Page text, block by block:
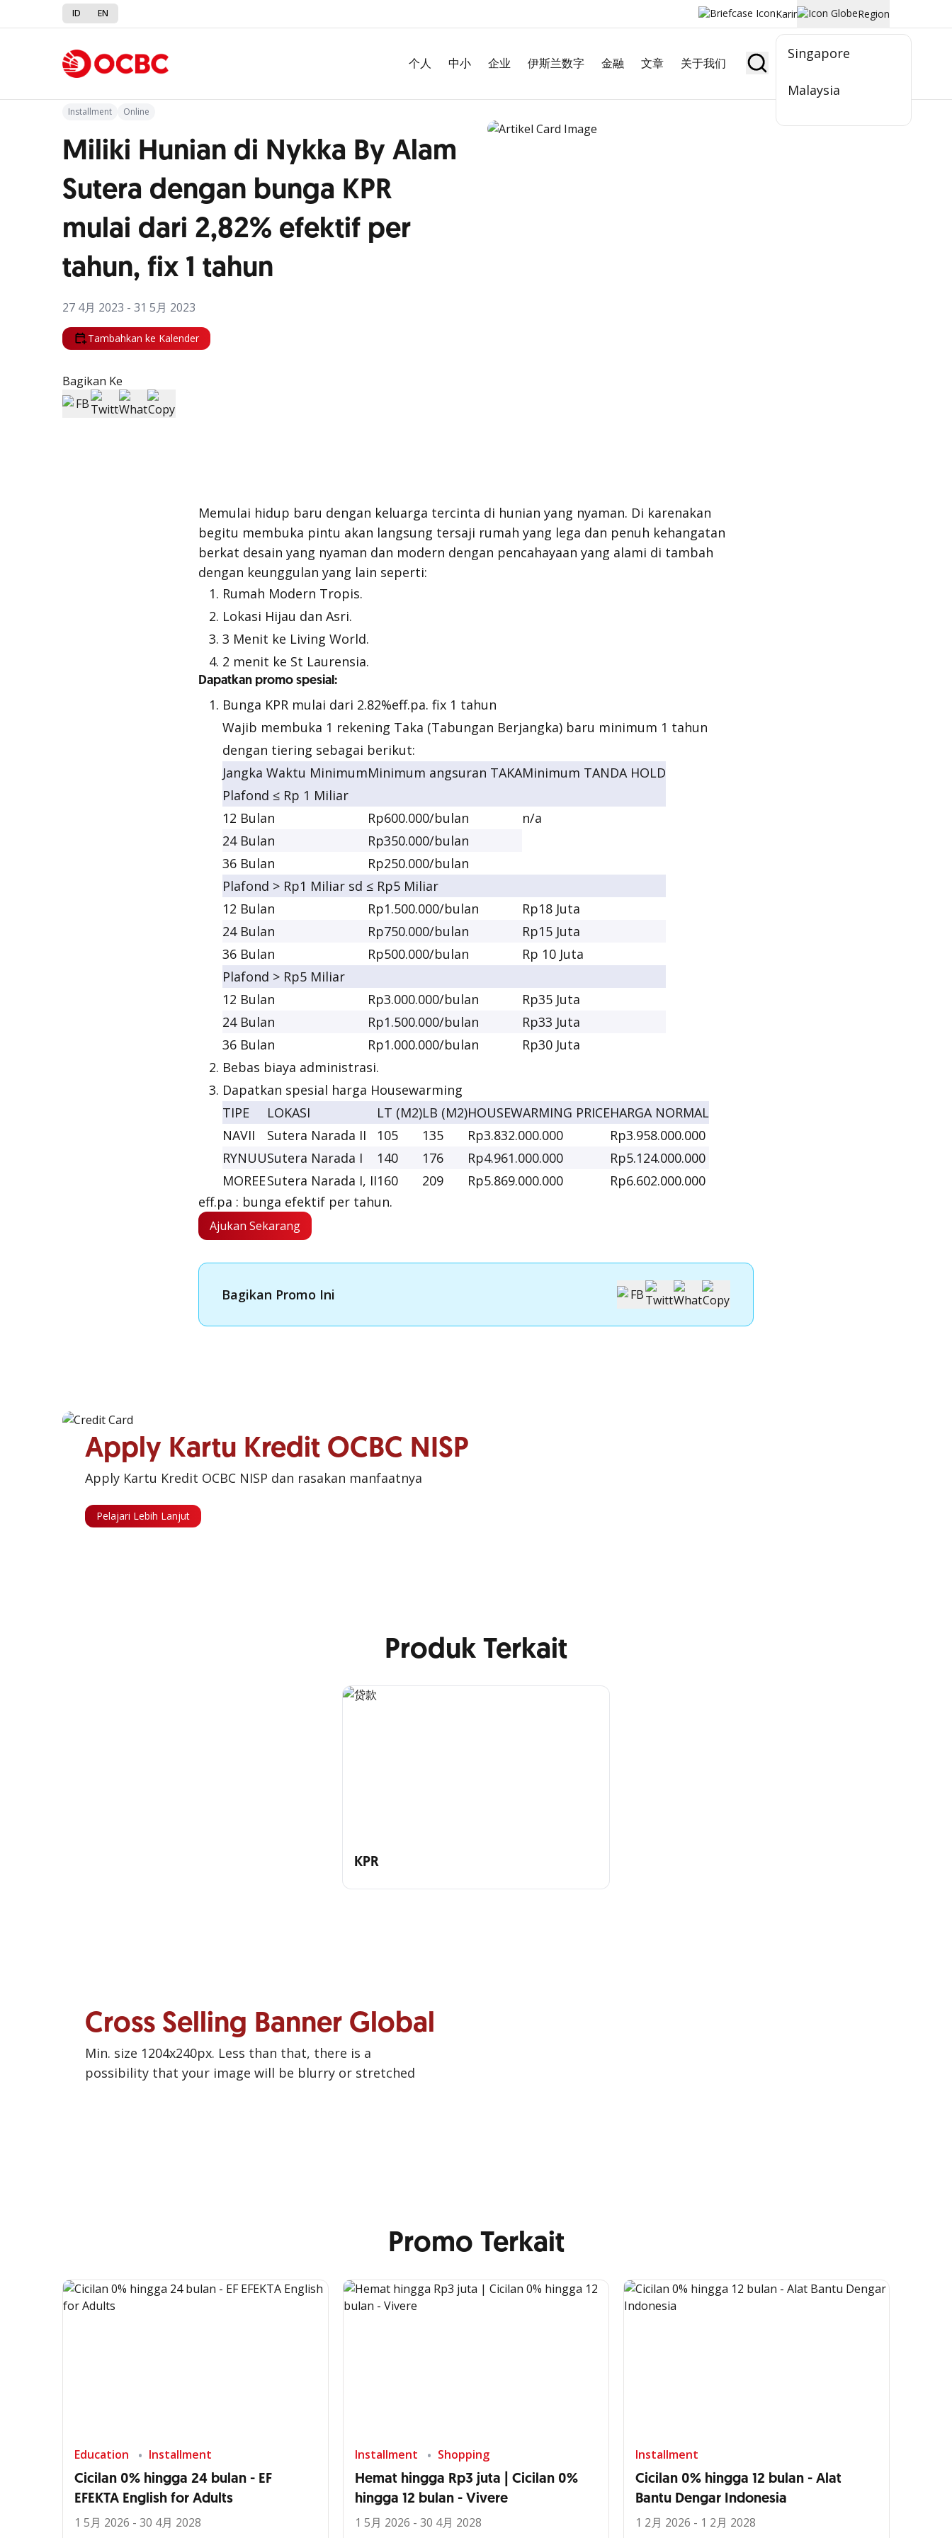
ID EN Karir Region
Singapore
Malaysia
个人 中小 企业 伊斯兰数字 金融 文章 关于我们 Jadi Nasabah
Kembali ke Promo
Installment Online
Miliki Hunian di Nykka By Alam
Sutera dengan bunga KPR
mulai dari 2,82% efektif per
tahun, fix 1 tahun
27 4月 2023 - 31 5月 2023
Tambahkan ke Kalender
Bagikan Ke
Memulai hidup baru dengan keluarga tercinta di hunian yang nyaman. Di karenakan
begitu membuka pintu akan langsung tersaji rumah yang lega dan penuh kehangatan
berkat desain yang nyaman dan modern dengan pencahayaan yang alami di tambah
dengan keunggulan yang lain seperti:
Rumah Modern Tropis.
Lokasi Hijau dan Asri.
3 Menit ke Living World.
2 menit ke St Laurensia.
Dapatkan promo spesial:
Bunga KPR mulai dari 2.82%eff.pa. fix 1 tahun
Wajib membuka 1 rekening Taka (Tabungan Berjangka) baru minimum 1 tahun
dengan tiering sebagai berikut:
Jangka Waktu MinimumMinimum angsuran TAKAMinimum TANDA HOLD
Plafond ≤ Rp 1 Miliar
12 Bulan
Rp600.000/bulan
n/a
24 Bulan
Rp350.000/bulan
36 Bulan
Rp250.000/bulan
Plafond > Rp1 Miliar sd ≤ Rp5 Miliar
12 Bulan
Rp1.500.000/bulan
Rp18 Juta
24 Bulan
Rp750.000/bulan
Rp15 Juta
36 Bulan
Rp500.000/bulan
Rp 10 Juta
Plafond > Rp5 Miliar
12 Bulan
Rp3.000.000/bulan
Rp35 Juta
24 Bulan
Rp1.500.000/bulan
Rp33 Juta
36 Bulan
Rp1.000.000/bulan
Rp30 Juta
Bebas biaya administrasi.
Dapatkan spesial harga Housewarming
TIPE
LOKASI LT (M2)LB (M2)HOUSEWARMING PRICEHARGA NORMAL
NAVII
Sutera Narada II 105 135 Rp3.832.000.000
Rp3.958.000.000
RYNUUSutera Narada I 140 176 Rp4.961.000.000
Rp5.124.000.000
MOREESutera Narada I, II160 209 Rp5.869.000.000
Rp6.602.000.000
eff.pa : bunga efektif per tahun.
Ajukan Sekarang
Bagikan Promo Ini
Apply Kartu Kredit OCBC NISP
Apply Kartu Kredit OCBC NISP dan rasakan manfaatnya
Pelajari Lebih Lanjut
Produk Terkait
KPR
Cross Selling Banner Global
Min. size 1204x240px. Less than that, there is a
possibility that your image will be blurry or stretched
Promo Terkait
Education Installment
Cicilan 0% hingga 24 bulan - EF
EFEKTA English for Adults
1 5月 2026 - 30 4月 2028
Installment Shopping
Hemat hingga Rp3 juta | Cicilan 0%
hingga 12 bulan - Vivere
1 5月 2026 - 30 4月 2028
Installment
Cicilan 0% hingga 12 bulan - Alat
Bantu Dengar Indonesia
1 2月 2026 - 1 2月 2028